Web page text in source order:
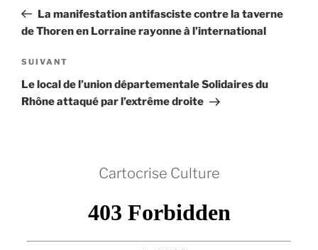
l’article
précédent
La manifestation antifasciste contre la taverne
de Thoren en Lorraine rayonne à l’international
Article
suivant
SUIVANT
Le local de l’union départementale Solidaires du
Rhône attaqué par l’extrême droite
Cartocrise Culture